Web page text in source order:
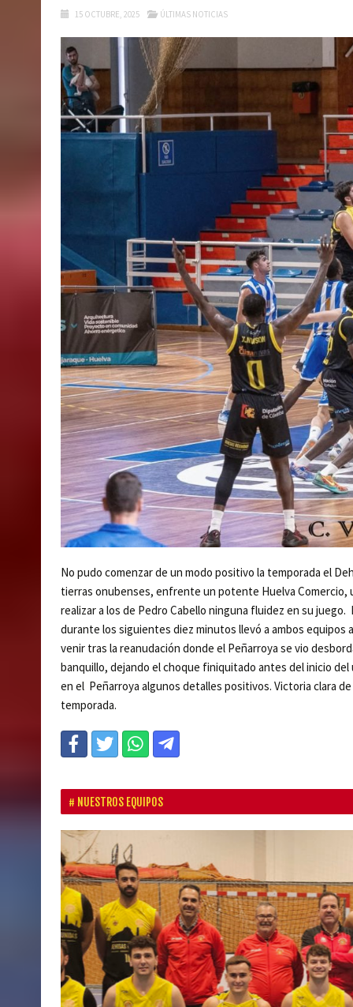
15 OCTUBRE, 2025 ÚLTIMAS NOTICIAS
No pudo comenzar de un modo positivo la temporada el
tierras onubenses, enfrente un potente Huelva
realizar a los de Pedro Cabello ninguna fluidez en su
durante los siguientes diez minutos llevó a ambos equipos
venir tras la reanudación donde el Peñarroya se vio
banquillo, dejando el choque finiquitado antes del inicio
en el Peñarroya algunos detalles positivos. Victoria clara
temporada.
NUESTROS EQUIPOS
P
r
e
v
i
u